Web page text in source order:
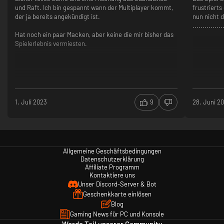
Abwesenheit verwandelt hat. Kämpfe gegen weiterentwickelte Flora und
Fauna und suche nach Viren, um eine geheimnisvolle Krankheit, die deine
und Raft. Ich bin gespannt wann der Multiplayer kommt,
der ja bereits angekündigt ist.
Hat noch ein paar Macken, aber keine die mir bisher das
Spielerlebnis vermiesten.
1. Juli 2023 9
frustrierts
nun nicht
28. Juni
Allgemeine Geschäftsbedingungen
Datenschutzerklärung
Affiliate Programm
Kontaktiere uns
Unser Discord-Server & Bot
Geschenkkarte einlösen
Blog
Gaming News für PC und Konsole